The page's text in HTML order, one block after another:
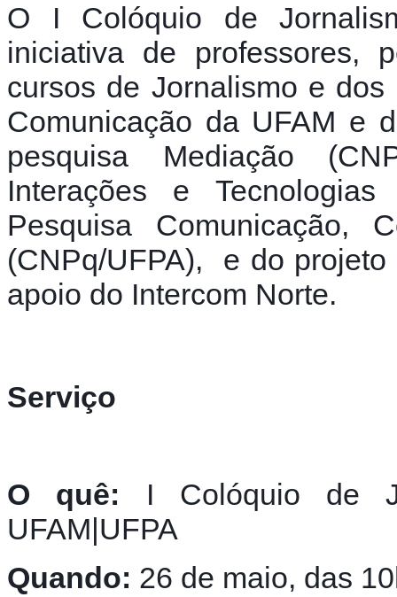
O I Colóquio de
iniciativa de professores,
cursos de Jornalismo e
Comunicação da UFAM e
pesquisa Mediação
Interações e
Pesquisa Comunicação,
(CNPq/UFPA),  e do
apoio do Intercom Norte.
Serviço
O quê: I Colóquio de
UFAM|UFPA
Quando: 26 de maio, das